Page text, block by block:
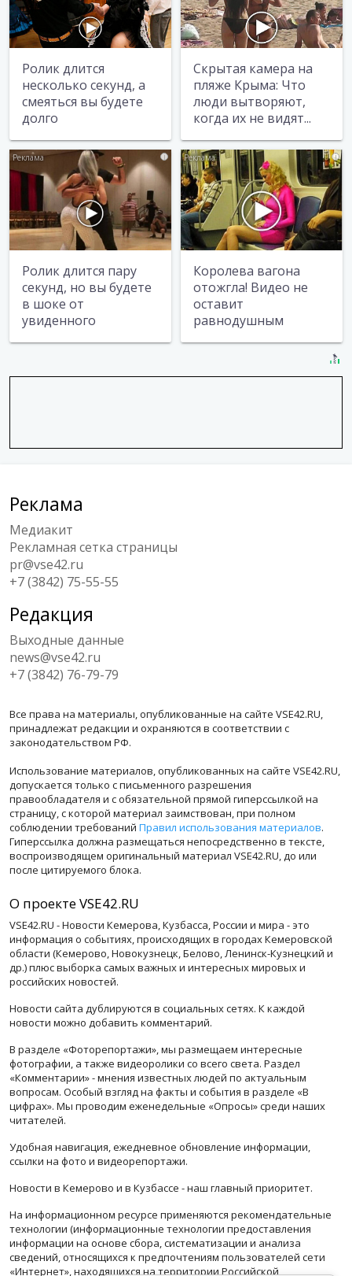
Ролик длится
несколько секунд, а
смеяться вы будете
долго
Скрытая камера на
пляже Крыма: Что
люди вытворяют,
когда их не видят...
i
Ролик длится пару
секунд, но вы будете
в шоке от
увиденного
i
Королева вагона
отожгла! Видео не
оставит
равнодушным
Реклама
Медиакит
Рекламная сетка страницы
pr@vse42.ru
+7 (3842) 75-55-55
Редакция
Выходные данные
news@vse42.ru
+7 (3842) 76-79-79
Все права на материалы, опубликованные на сайте VSE42.RU,
принадлежат редакции и охраняются в соответствии с
законодательством РФ.
Использование материалов, опубликованных на сайте VSE42.RU,
допускается только с письменного разрешения
правообладателя и с обязательной прямой гиперссылкой на
страницу, с которой материал заимствован, при полном
соблюдении требований Правил использования материалов.
Гиперссылка должна размещаться непосредственно в тексте,
воспроизводящем оригинальный материал VSE42.RU, до или
после цитируемого блока.
О проекте VSE42.RU
VSE42.RU - Новости Кемерова, Кузбасса, России и мира - это
информация о событиях, происходящих в городах Кемеровской
области (Кемерово, Новокузнецк, Белово, Ленинск-Кузнецкий и
др.) плюс выборка самых важных и интересных мировых и
российских новостей.
Новости сайта дублируются в социальных сетях. К каждой
новости можно добавить комментарий.
В разделе «Фоторепортажи», мы размещаем интересные
фотографии, а также видеоролики со всего света. Раздел
«Комментарии» - мнения известных людей по актуальным
вопросам. Особый взгляд на факты и события в разделе «В
цифрах». Мы проводим еженедельные «Опросы» среди наших
читателей.
Удобная навигация, ежедневное обновление информации,
ссылки на фото и видеорепортажи.
Новости в Кемерово и в Кузбассе - наш главный приоритет.
На информационном ресурсе применяются рекомендательные
технологии (информационные технологии предоставления
информации на основе сбора, систематизации и анализа
сведений, относящихся к предпочтениям пользователей сети
«Интернет», находящихся на территории Российской